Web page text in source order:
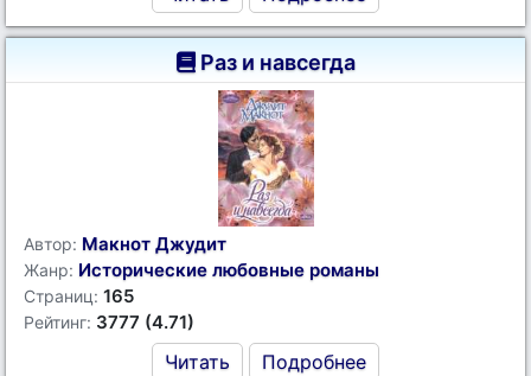
Раз и навсегда
Автор: Макнот Джудит
Жанр: Исторические любовные романы
Страниц: 165
Рейтинг: 3777 (4.71)
Читать Подробнее